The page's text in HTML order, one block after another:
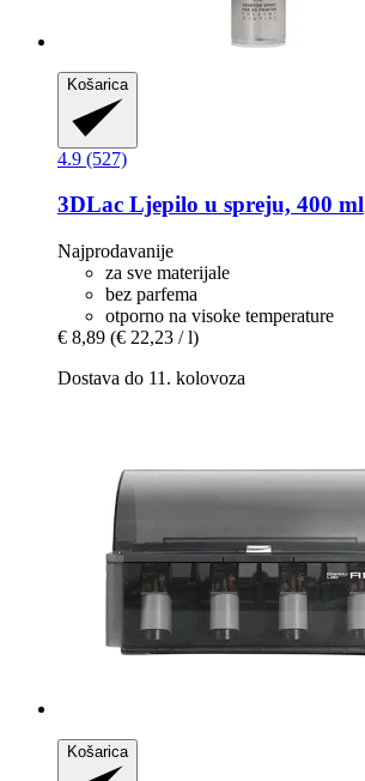
Košarica
4.9 (527)
3DLac Ljepilo u spreju, 400 ml
Najprodavanije
za sve materijale
bez parfema
otporno na visoke temperature
€ 8,89 (€ 22,23 / l)
Dostava do 11. kolovoza
Košarica